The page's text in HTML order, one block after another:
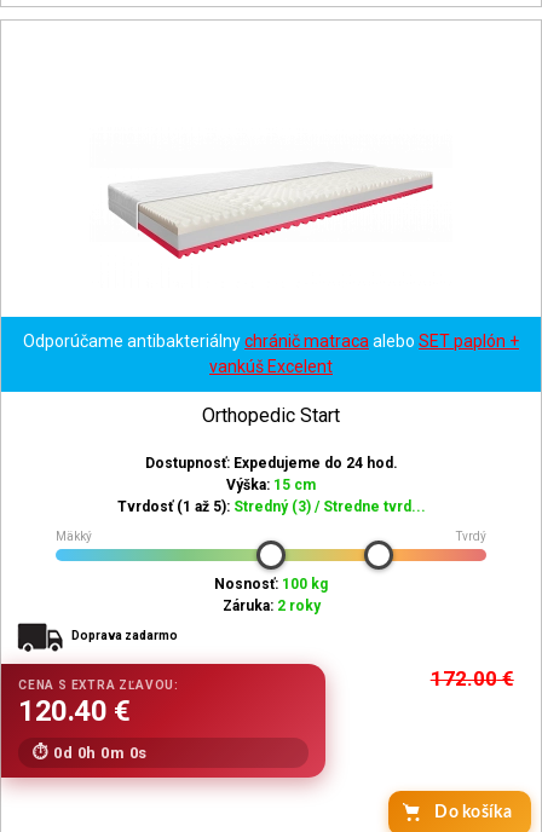
Odporúčame antibakteriálnychránič matraca alebo SET paplón +
vankúš Excelent
Orthopedic Start
Dostupnosť: Expedujeme do 24 hod.
Výška: 15 cm
Tvrdosť (1 až 5): Stredný (3) / Stredne tvrd...
Mäkký Tvrdý
Nosnosť: 100 kg
Záruka: 2 roky
Doprava zadarmo
172.00€
0d 0h 0m 0s
Do košíka